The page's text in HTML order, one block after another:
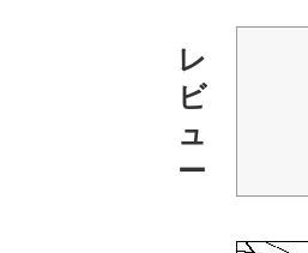
レ
ビ
ュ
ー